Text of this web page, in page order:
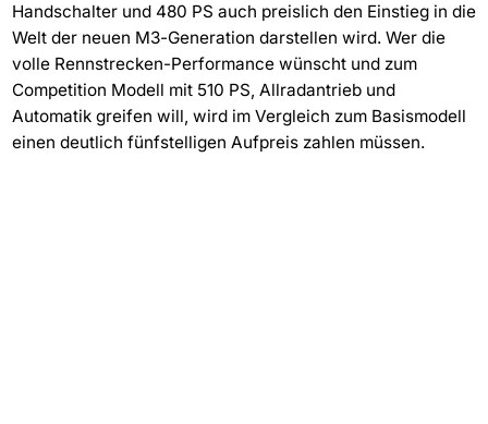
Handschalter und 480 PS auch preislich den Einstieg in die
Welt der neuen M3-Generation darstellen wird. Wer die
volle Rennstrecken-Performance wünscht und zum
Competition Modell mit 510 PS, Allradantrieb und
Automatik greifen will, wird im Vergleich zum Basismodell
einen deutlich fünfstelligen Aufpreis zahlen müssen.